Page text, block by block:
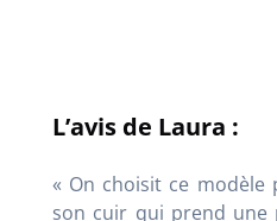
L’avis de Laura :
« On choisit ce
son cuir qui prend une